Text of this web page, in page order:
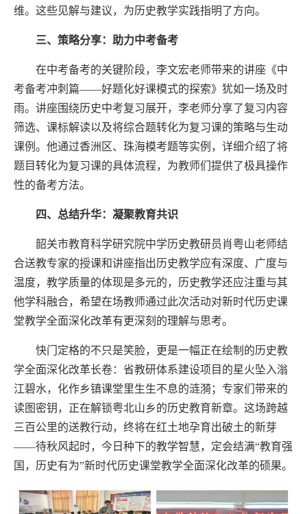
维。这些见解与建议，为历史教学实践指明了方向。
三、 策略分享：助力中考备考
在中考备考的关键阶段，李文宏老师带来的讲座《中
考备考冲刺篇——好题化好课模式的探索》犹如一场及时
雨。讲座围绕历史中考复习展开， 李老师分享了复习内容
筛选、课标解读以及将综合题转化为复习课的策略与生动
课例。他通过香洲区、珠海模考题等实例，详细介绍了将
题目转化为复习课的具体流程，为教师们提供了极具操作
性的备考方法。
四、 总结升华：凝聚教育共识
韶关市教育科学研究院中学历史教研员肖粤山老师结
合送教专家的授课和讲座指出历史教学应有深度、广度与
温度，教学质量的体现是多元的，历史教学还应注重与其
他学科融合， 希望在场教师通过此次活动对新时代历史课
堂教学全面深化改革有更深刻的理解与思考。
快门定格的不只是笑脸，更是一幅正在绘制的历史教
学全面深化改革长卷：省教研体系建设项目 的星火坠入滃
江碧水，化作乡镇课堂里生生不息的涟漪；专家们带来的
读图密钥，正在解锁粤北山乡的历史教育新章。这场跨越
三百公里的送教行动，终将在红土地孕育出破土的新芽
——待秋风起时，今日种下的教学智慧，定会结满“教育强
国，历史有为”新时代历史课堂教学全面深化改革的硕果。